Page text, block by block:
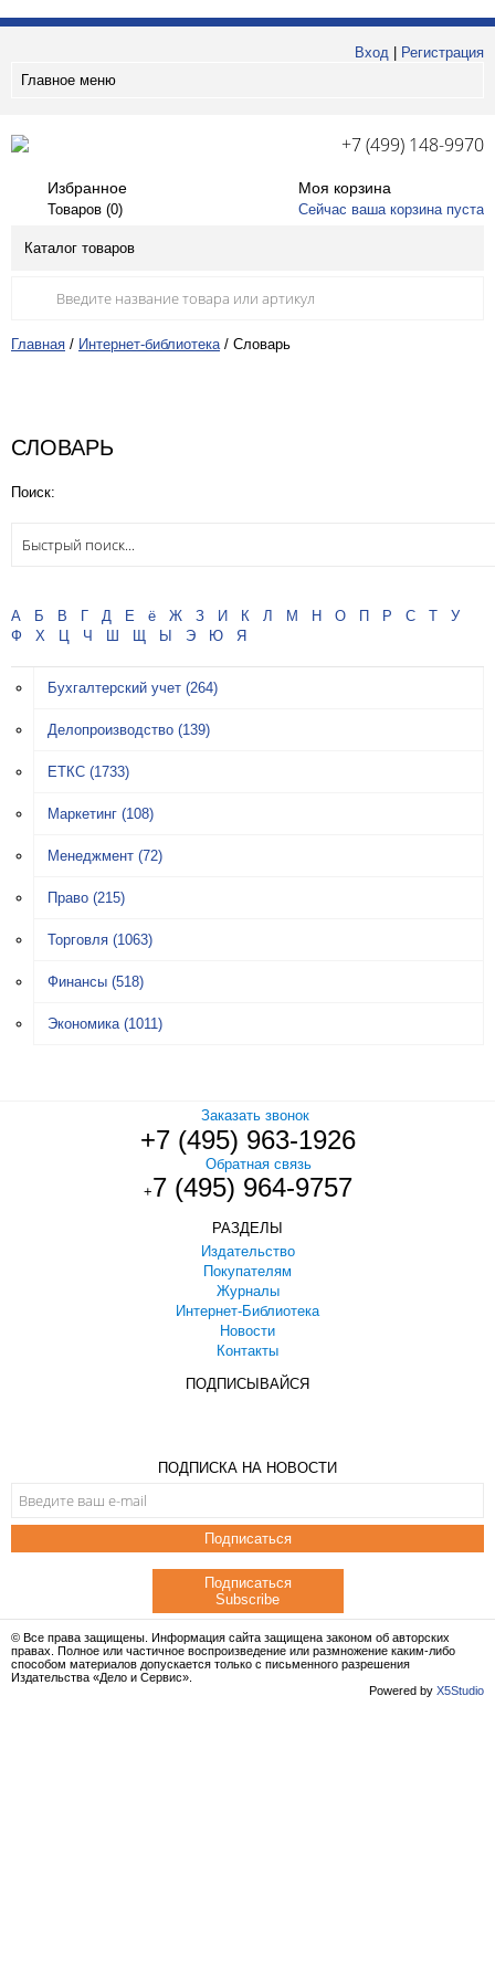
Вход
Регистрация
Главное меню
+7 (499) 148-9970
Избранное
Товаров (0)
Моя корзина
Сейчас ваша корзина пуста
Каталог товаров
Главная / Интернет-библиотека / Словарь
СЛОВАРЬ
Поиск:
А Б В Г Д Е ё Ж З И К Л М Н О П Р С Т
У
Ф
Х Ц Ч Ш Щ Ы Э Ю Я
Бухгалтерский учет (264)
Делопроизводство (139)
ЕТКС (1733)
Маркетинг (108)
Менеджмент (72)
Право (215)
Торговля (1063)
Финансы (518)
Экономика (1011)
Заказать звонок
+7 (495) 963-1926
Обратная связь
+7 (495) 964-9757
РАЗДЕЛЫ
Издательство
Покупателям
Журналы
Интернет-Библиотека
Новости
Контакты
ПОДПИСЫВАЙСЯ
ПОДПИСКА НА НОВОСТИ
Подписаться
Подписаться
Subscribe
© Все права защищены. Информация сайта защищена законом об авторских
правах. Полное или частичное воспроизведение или размножение каким-либо
способом материалов допускается только с письменного разрешения
Издательства «Дело и Сервис».
Powered by X5Studio